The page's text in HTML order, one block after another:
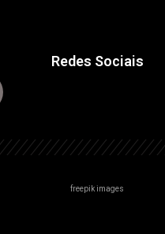
Redes Sociais
freepik images